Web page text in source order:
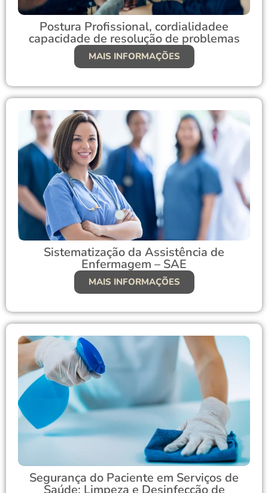
Postura Profissional, cordialidadee
capacidade de resolução de problemas
MAIS INFORMAÇÕES
Sistematização da Assistência de
Enfermagem – SAE
MAIS INFORMAÇÕES
Segurança do Paciente em Serviços de
Saúde: Limpeza e Desinfecção de